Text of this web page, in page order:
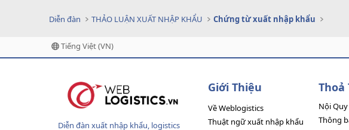
Diễn đàn THẢO LUẬN XUẤT NHẬP KHẨU Chứng từ xuất nhập khẩu
Tiếng Việt (VN)
Diễn đàn xuất nhập khẩu, logistics
Giới Thiệu
Về Weblogistics
Thuật ngữ xuất nhập khẩu
Thoả
Nội
Thông